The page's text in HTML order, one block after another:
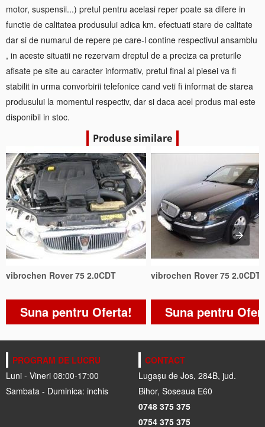
motor, suspensii...) pretul pentru acelasi reper poate sa difere in
functie de calitatea produsului adica km. efectuati stare de calitate
dar si de numarul de repere pe care-l contine respectivul ansamblu
, in aceste situatii ne rezervam dreptul de a preciza ca preturile
afisate pe site au caracter informativ, pretul final al piesei va fi
stabilit in urma convorbirii telefonice cand veti fi informat de starea
produsului la momentul respectiv, dar si daca acel produs mai este
disponibil in stoc.
Produse similare
vibrochen Rover 75 2.0CDT
Suna pentru Oferta!
vibrochen Rover 75 2.0CDT
Suna pentru
PROGRAM DE LUCRU
Luni - Vineri 08:00-17:00
Sambata - Duminica: inchis
CONTACT
Lugașu de Jos, 284B, jud.
Bihor, Soseaua E60
0748 375 375
0754 375 375